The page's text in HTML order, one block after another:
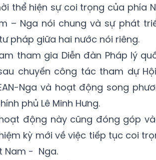
thể hiện sự coi trọng của phía
– Nga nói chung và sự phát
pháp giữa hai nước nói riêng.
tham gia Diễn đàn Pháp lý
chuyến công tác tham dự
Nga và hoạt động song
phủ Lê Minh Hưng.
động này cũng đóng góp
kỳ mới về việc tiếp tục coi
Nam - Nga.